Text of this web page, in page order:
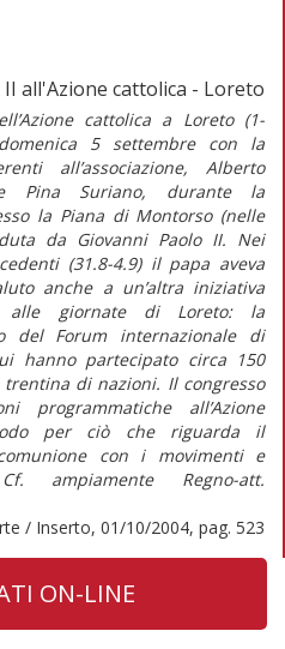
all'Azione cattolica - Loreto
cattolica a Loreto (1-
5 settembre con la
all’associazione, Alberto
Pina Suriano, durante la
la Piana di Montorso (nelle
da Giovanni Paolo II. Nei
(31.8-4.9) il papa aveva
anche a un’altra iniziativa
alle giornate di Loreto: la
del Forum internazionale di
hanno partecipato circa 150
di nazioni. Il congresso
programmatiche all’Azione
per ciò che riguarda il
con i movimenti e
ampiamente Regno-att.
/ Inserto, 01/10/2004, pag. 523
ON-LINE